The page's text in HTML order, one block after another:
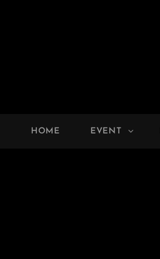
HOME EVENT